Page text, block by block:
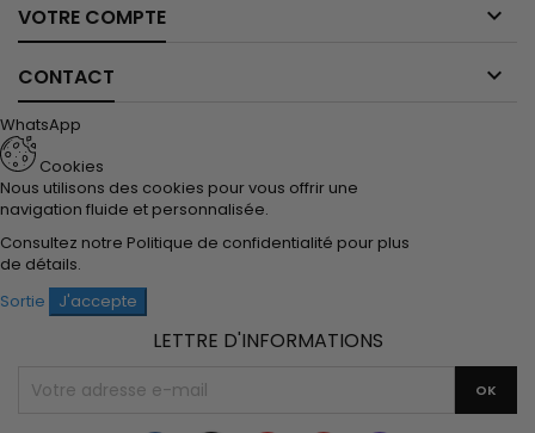
VOTRE COMPTE 
CONTACT 
WhatsApp
Cookies
Nous utilisons des cookies pour vous offrir une
navigation fluide et personnalisée.
Consultez notre Politique de confidentialité pour plus
de détails.
Sortie
J'accepte
LETTRE D'INFORMATIONS